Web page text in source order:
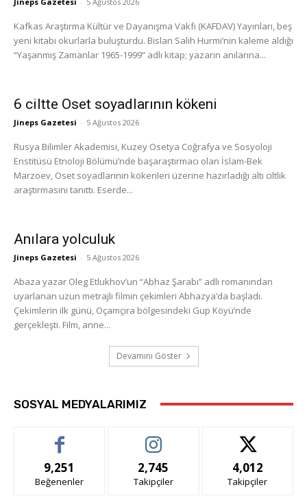
Kafkas Araştırma Kültür ve Dayanışma Vakfı (KAFDAV) Yayınları, beş
yeni kitabı okurlarla buluşturdu. Bislan Salih Hurmi’nin kaleme aldığı
“Yaşanmış Zamanlar 1965-1999” adlı kitap; yazarın anılarına...
6 ciltte Oset soyadlarının kökeni
Jineps Gazetesi - 5 Ağustos 2026
Rusya Bilimler Akademisi, Kuzey Osetya Coğrafya ve Sosyoloji
Enstitüsü Etnoloji Bölümü’nde başaraştırmacı olan İslam-Bek
Marzoev, Oset soyadlarının kökenleri üzerine hazırladığı altı ciltlik
araştırmasını tanıttı. Eserde...
Anılara yolculuk
Jineps Gazetesi - 5 Ağustos 2026
Abaza yazar Oleg Etlukhov’un “Abhaz Şarabı” adlı romanından
uyarlanan uzun metrajlı filmin çekimleri Abhazya’da başladı.
Çekimlerin ilk günü, Oçamçıra bölgesindeki Gup Köyü’nde
gerçekleşti. Film, anne...
Devamını Göster
SOSYAL MEDYALARIMIZ
9,251
Beğenenler
2,745
Takipçiler
4,012
Takipçiler